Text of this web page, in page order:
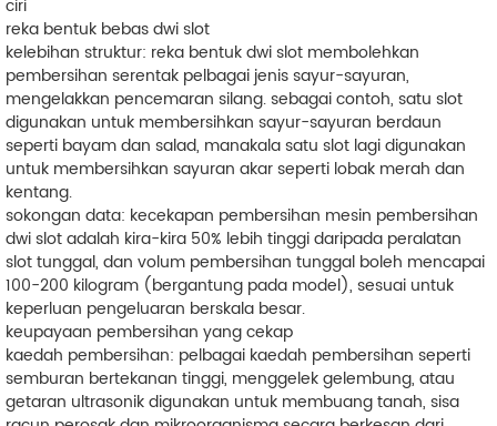
ciri
reka bentuk bebas dwi slot
kelebihan struktur: reka bentuk dwi slot membolehkan
pembersihan serentak pelbagai jenis sayur-sayuran,
mengelakkan pencemaran silang. sebagai contoh, satu slot
digunakan untuk membersihkan sayur-sayuran berdaun
seperti bayam dan salad, manakala satu slot lagi digunakan
untuk membersihkan sayuran akar seperti lobak merah dan
kentang.
sokongan data: kecekapan pembersihan mesin pembersihan
dwi slot adalah kira-kira 50% lebih tinggi daripada peralatan
slot tunggal, dan volum pembersihan tunggal boleh mencapai
100-200 kilogram (bergantung pada model), sesuai untuk
keperluan pengeluaran berskala besar.
keupayaan pembersihan yang cekap
kaedah pembersihan: pelbagai kaedah pembersihan seperti
semburan bertekanan tinggi, menggelek gelembung, atau
getaran ultrasonik digunakan untuk membuang tanah, sisa